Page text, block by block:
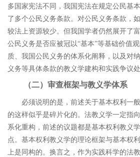
多国家宪法不同，我国宪法在规定公民基
了多个公民义务条款。对公民义务条款，
较法上资源较少。但我国学者仍然展开了
公民义务是否应被冠以“基本”等基础价值
质、我国公民义务的体系化阐释，以及对
义务等具体条款的教义学建构和实践争议处
（二）审查框架与教义学体系
必须说明的是，前述关于基本权利一
的这样似乎是碎片化的。法教义学一定指
系化重构，前述的议题都是基本权利教义
点。基本权利教义学的理论框架与基本权
上是同构的。换言之，作为实践科学的法